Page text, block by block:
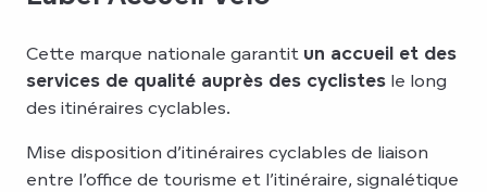
Cette marque nationale garantit un accueil et des
services de qualité auprès des cyclistes le long
des itinéraires cyclables.
Mise disposition d’itinéraires cyclables de liaison
entre l’office de tourisme et l’itinéraire, signalétique